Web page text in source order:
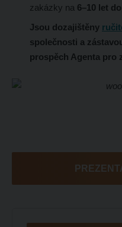
zakázky na 6–10 let
Jsou dozajištěny
společnosti a
prospěch Agenta pro